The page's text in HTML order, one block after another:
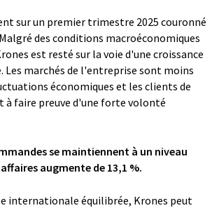
sur un premier trimestre 2025 couronné
des conditions macroéconomiques
est resté sur la voie d'une croissance
marchés de l'entreprise sont moins
économiques et les clients de
à faire preuve d'une forte volonté
se maintiennent à un niveau
augmente de 13,1 %.
internationale équilibrée, Krones peut